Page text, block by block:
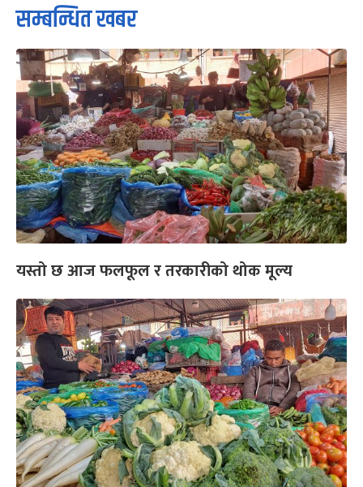
सम्बन्धित खबर
यस्तो छ आज फलफूल र तरकारीको थोक मूल्य